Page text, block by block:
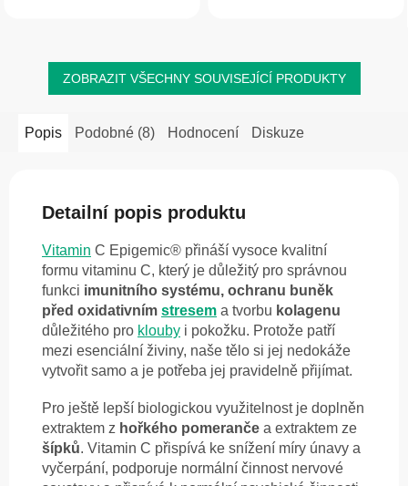
ZOBRAZIT VŠECHNY SOUVISEJÍCÍ PRODUKTY
Popis Podobné (8) Hodnocení Diskuze
Detailní popis produktu
Vitamin C Epigemic® přináší vysoce kvalitní
formu vitaminu C, který je důležitý pro správnou
funkci imunitního systému, ochranu buněk
před oxidativním stresem a tvorbu kolagenu
důležitého pro klouby i pokožku. Protože patří
mezi esenciální živiny, naše tělo si jej nedokáže
vytvořit samo a je potřeba jej pravidelně přijímat.
Pro ještě lepší biologickou využitelnost je doplněn
extraktem z hořkého pomeranče a extraktem ze
šípků. Vitamin C přispívá ke snížení míry únavy a
vyčerpání, podporuje normální činnost nervové